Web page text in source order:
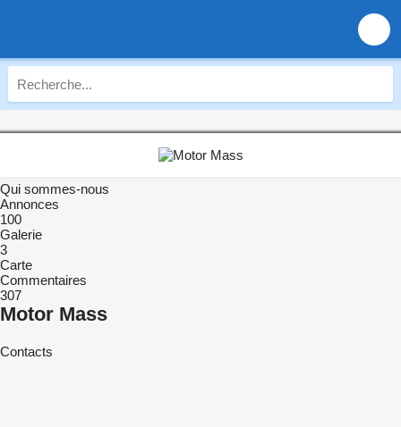
Qui sommes-nous
Annonces
100
Galerie
3
Carte
Commentaires
307
Motor Mass
Contacts